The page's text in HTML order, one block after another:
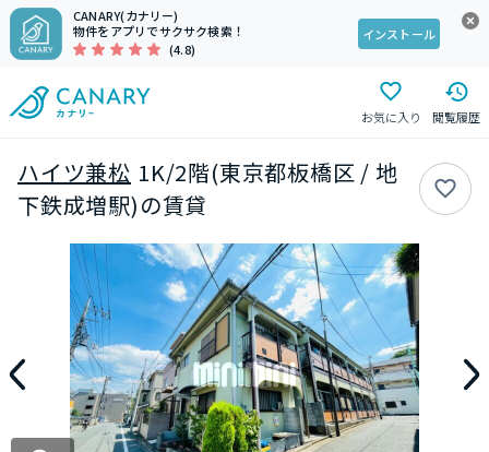
CANARY(カナリー)
物件をアプリでサクサク検索！
(4.8)
インストール
お気に入り 閲覧履歴
ハイツ兼松 1K/2階(東京都板橋区 / 地
下鉄成増駅)の賃貸